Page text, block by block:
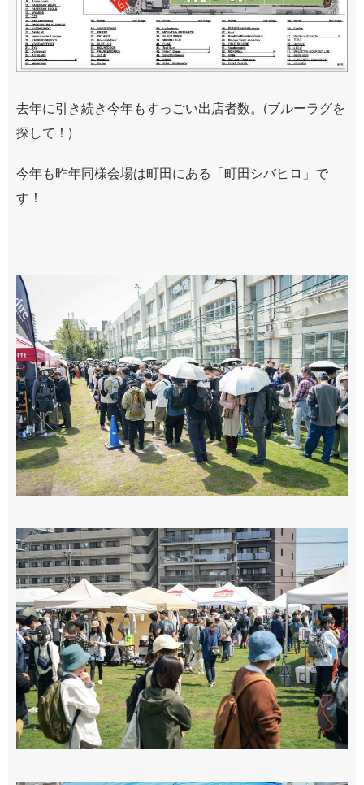
去年に引き続き今年もすっごい出店者数。(ブルーラグを
探して！)
今年も昨年同様会場は町田にある「町田シバヒロ」で
す！